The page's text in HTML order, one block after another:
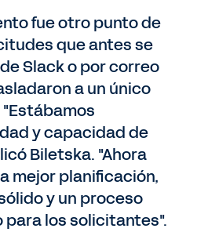
fue otro punto de
que antes se
Slack o por correo
a un único
y capacidad de
Biletska. "Ahora
mejor planificación,
y un proceso
para los solicitantes".